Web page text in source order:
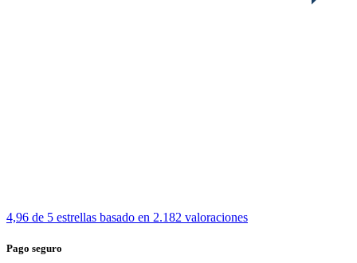
4,96 de 5 estrellas basado en 2.182 valoraciones
Pago seguro